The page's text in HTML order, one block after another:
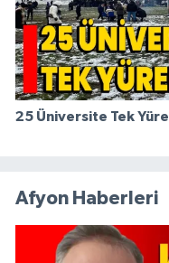
25 Üniversite Tek
Afyon Haberleri